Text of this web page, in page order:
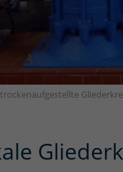
trockenaufgestellte